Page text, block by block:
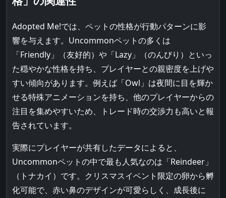
Adopted Me!では、ペットの性格が行動パターンに影
響を与えます。Uncommonペットの多くは
「Friendly」（友好的）や「Lazy」（のんびり）といっ
た穏やかな性格を持ち、プレイヤーとの親密度を上げや
すい傾向があります。例えば「Owl」は夜間に目を輝か
せる特殊アニメーションを持ち、他のプレイヤーからの
注目を集めやすいため、トレード時の交渉力も高いと報
告されています。
実際にプレイヤーが共有したデータによると、
Uncommonペットの中で最も人気なのは「Reindeer」
（トナカイ）です。クリスマスイベント限定の卵から孵
化可能で、赤い鼻のデザインが可愛らしく、成長後に